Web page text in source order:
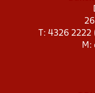
T: 4326
M: